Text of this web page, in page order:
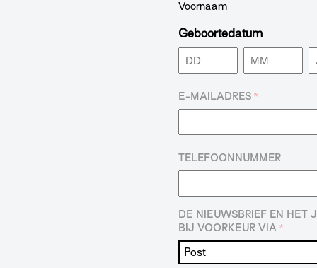
Voornaam
Geboortedatum
Dag Maand
E-MAILADRES *
TELEFOONNUMMER
DE NIEUWSBRIEF EN HET
BIJ VOORKEUR VIA *